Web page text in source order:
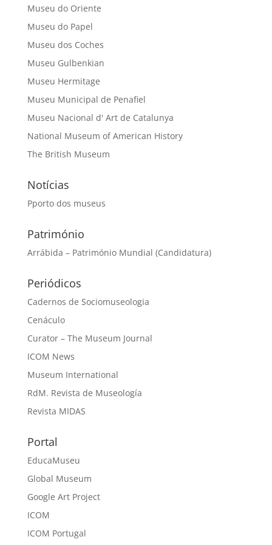
Museu do Oriente
Museu do Papel
Museu dos Coches
Museu Gulbenkian
Museu Hermitage
Museu Municipal de Penafiel
Museu Nacional d' Art de Catalunya
National Museum of American History
The British Museum
Notícias
Pporto dos museus
Património
Arrábida – Património Mundial (Candidatura)
Periódicos
Cadernos de Sociomuseologia
Cenáculo
Curator – The Museum Journal
ICOM News
Museum International
RdM. Revista de Museología
Revista MIDAS
Portal
EducaMuseu
Global Museum
Google Art Project
ICOM
ICOM Portugal